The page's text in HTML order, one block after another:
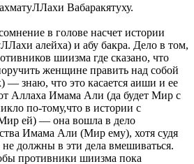
Вабаракятуху.
в голове насчет истории
алейха) и абу бакра. Дело в том,
шиизма где сказано, что
женщине править над собой
— знаю, что это касается аиши и ее
Аллаха Имама Али (да будет Мир с
по-тому,что в истории с
ей) — она вошла в дело
Имама Али (Мир ему), хотя судя
должны в эти дела вмешиваться.
противники шиизма пока